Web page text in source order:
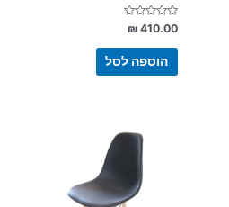
דורג
0
מתוך
₪410.00
הוספה לסל
מספר